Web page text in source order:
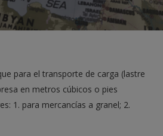
para el transporte de carga (lastre
en metros cúbicos o pies
1. para mercancías a granel; 2.